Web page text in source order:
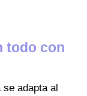
todo con
adapta al